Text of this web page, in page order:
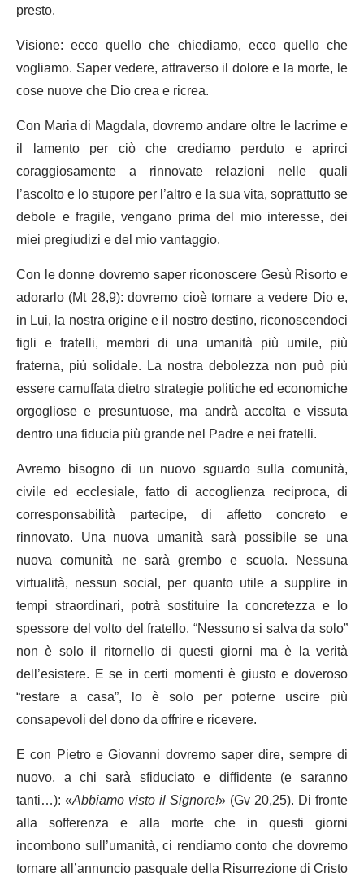
presto.
Visione: ecco quello che chiediamo, ecco quello che
vogliamo. Saper vedere, attraverso il dolore e la morte, le
cose nuove che Dio crea e ricrea.
Con Maria di Magdala, dovremo andare oltre le lacrime e
il lamento per ciò che crediamo perduto e aprirci
coraggiosamente a rinnovate relazioni nelle quali
l’ascolto e lo stupore per l’altro e la sua vita, soprattutto se
debole e fragile, vengano prima del mio interesse, dei
miei pregiudizi e del mio vantaggio.
Con le donne dovremo saper riconoscere Gesù Risorto e
adorarlo (Mt 28,9): dovremo cioè tornare a vedere Dio e,
in Lui, la nostra origine e il nostro destino, riconoscendoci
figli e fratelli, membri di una umanità più umile, più
fraterna, più solidale. La nostra debolezza non può più
essere camuffata dietro strategie politiche ed economiche
orgogliose e presuntuose, ma andrà accolta e vissuta
dentro una fiducia più grande nel Padre e nei fratelli.
Avremo bisogno di un nuovo sguardo sulla comunità,
civile ed ecclesiale, fatto di accoglienza reciproca, di
corresponsabilità partecipe, di affetto concreto e
rinnovato. Una nuova umanità sarà possibile se una
nuova comunità ne sarà grembo e scuola. Nessuna
virtualità, nessun social, per quanto utile a supplire in
tempi straordinari, potrà sostituire la concretezza e lo
spessore del volto del fratello. “Nessuno si salva da solo”
non è solo il ritornello di questi giorni ma è la verità
dell’esistere. E se in certi momenti è giusto e doveroso
“restare a casa”, lo è solo per poterne uscire più
consapevoli del dono da offrire e ricevere.
E con Pietro e Giovanni dovremo saper dire, sempre di
nuovo, a chi sarà sfiduciato e diffidente (e saranno
tanti…): «Abbiamo visto il Signore!» (Gv 20,25). Di fronte
alla sofferenza e alla morte che in questi giorni
incombono sull’umanità, ci rendiamo conto che dovremo
tornare all’annuncio pasquale della Risurrezione di Cristo